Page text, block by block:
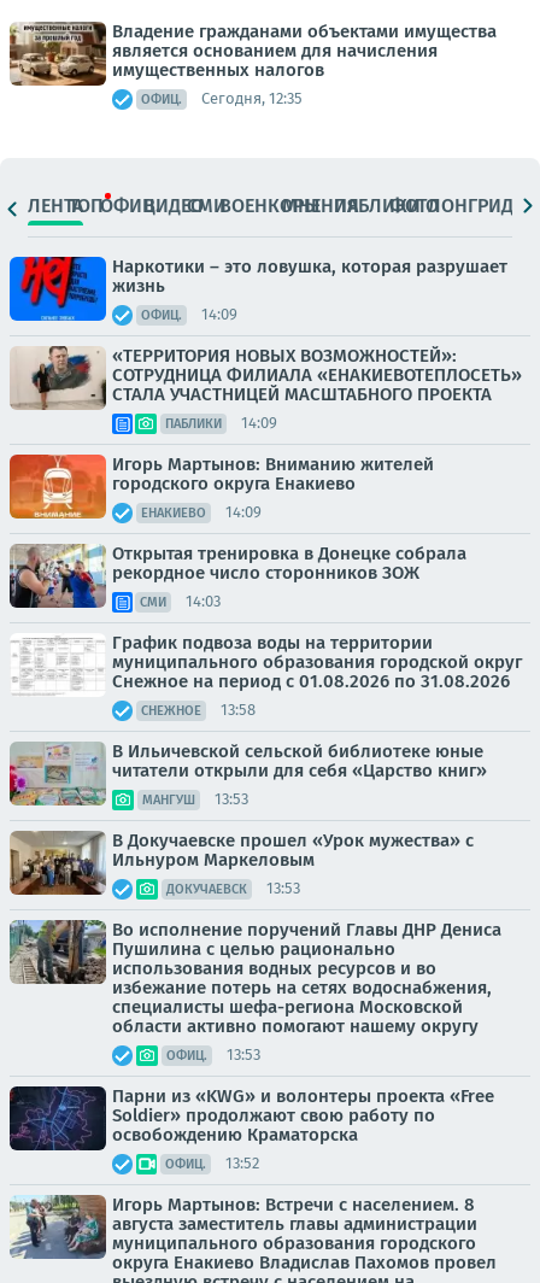
Владение гражданами объектами имущества
является основанием для начисления
имущественных налогов
ОФИЦ. Сегодня, 12:35
ЛЕНТАТОПОФИЦ.ВИДЕОСМИВОЕНКОРЫМНЕНИЯПАБЛИКИ
ФОТОЛОНГРИДЫ
Наркотики – это ловушка, которая разрушает
жизнь
ОФИЦ. 14:09
«ТЕРРИТОРИЯ НОВЫХ ВОЗМОЖНОСТЕЙ»:
СОТРУДНИЦА ФИЛИАЛА «ЕНАКИЕВОТЕПЛОСЕТЬ»
СТАЛА УЧАСТНИЦЕЙ МАСШТАБНОГО ПРОЕКТА
ПАБЛИКИ 14:09
Игорь Мартынов: Вниманию жителей
городского округа Енакиево
ЕНАКИЕВО 14:09
Открытая тренировка в Донецке собрала
рекордное число сторонников ЗОЖ
СМИ 14:03
График подвоза воды на территории
муниципального образования городской округ
Снежное на период с 01.08.2026 по 31.08.2026
СНЕЖНОЕ 13:58
В Ильичевской сельской библиотеке юные
читатели открыли для себя «Царство книг»
МАНГУШ 13:53
В Докучаевске прошел «Урок мужества» с
Ильнуром Маркеловым
ДОКУЧАЕВСК 13:53
Во исполнение поручений Главы ДНР Дениса
Пушилина с целью рационально
использования водных ресурсов и во
избежание потерь на сетях водоснабжения,
специалисты шефа-региона Московской
области активно помогают нашему округу
ОФИЦ. 13:53
Парни из «KWG» и волонтеры проекта «Free
Soldier» продолжают свою работу по
освобождению Краматорска
ОФИЦ. 13:52
Игорь Мартынов: Встречи с населением. 8
августа заместитель главы администрации
муниципального образования городского
округа Енакиево Владислав Пахомов провел